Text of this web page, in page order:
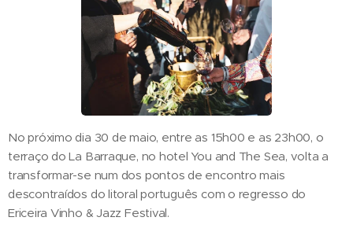
No próximo dia 30 de maio, entre as 15h00 e as 23h00, o
terraço do La Barraque, no hotel You and The Sea, volta a
transformar-se num dos pontos de encontro mais
descontraídos do litoral português com o regresso do
Ericeira Vinho & Jazz Festival.